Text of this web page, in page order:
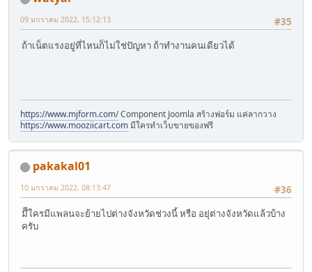
#35
09 มกราคม 2022, 15:12:13
ถ้าเน็ตแรงอยู่ที่ไหนก็ไม่ใช่ปัญหา ถ้าทำงานคนเดียวได้
https://www.mjform.com/Component Joomla สร้างฟอร์ม แค่ลากวาง
https://www.mooziicart.comมีใครทำเว็บขายของฟรี
pakakal01
#36
10 มกราคม 2022, 08:13:47
มึีใครมีแพลนจะย้ายไปต่างจังหวัดช่วงนี้ หรือ อยุ่ต่างจังหวัดแล้วบ้าง
ครับ